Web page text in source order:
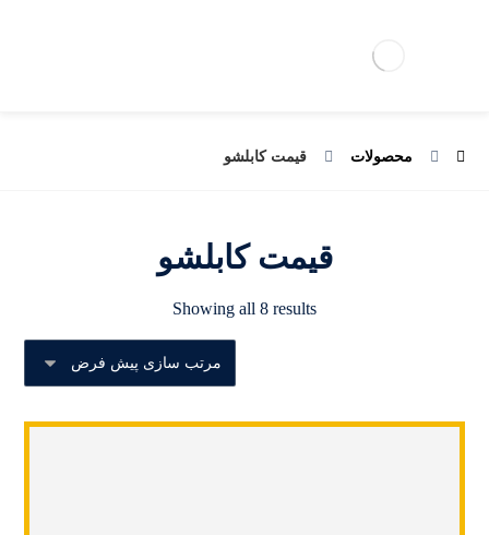
محصولات قیمت کابلشو
قیمت کابلشو
Showing all 8 results